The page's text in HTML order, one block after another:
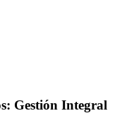
Gestión Integral